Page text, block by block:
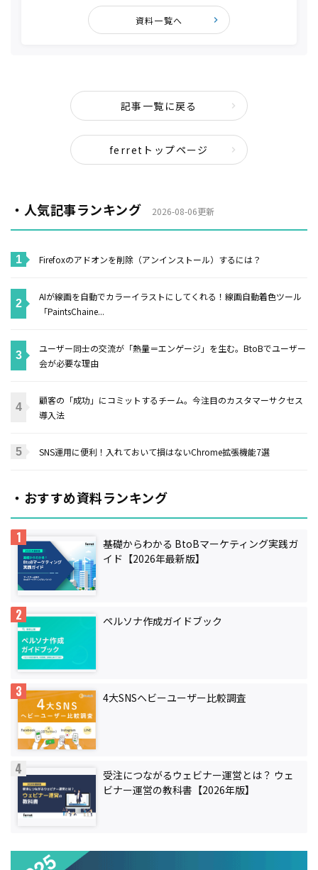
資料一覧へ
記事一覧に戻る
ferretトップページ
・人気記事ランキング 2026-08-06更新
Firefoxのアドオンを削除（アンインストール）するには？
AIが線画を自動でカラーイラストにしてくれる！線画自動着色ツール
「PaintsChaine...
ユーザー同士の交流が「熱量＝エンゲージ」を生む。BtoBでユーザー
会が必要な理由
顧客の「成功」にコミットするチーム。今注目のカスタマーサクセス
導入法
SNS運用に便利！入れておいて損はないChrome拡張機能7選
・おすすめ資料ランキング
基礎からわかる BtoBマーケティング実践ガ
イド【2026年最新版】
ペルソナ作成ガイドブック
4大SNSヘビーユーザー比較調査
受注につながるウェビナー運営とは？ ウェ
ビナー運営の教科書【2026年版】